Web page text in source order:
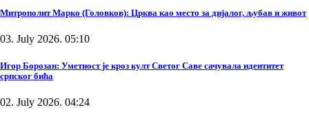
Митрополит Марко (Головков): Црква као место за дијалог, љубав и живот
03. July 2026. 05:10
Игор Борозан: Уметност је кроз култ Светог Саве сачувала идентитет
српског бића
02. July 2026. 04:24